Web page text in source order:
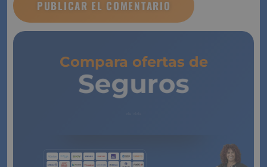
Compara ofertas de
Seguros